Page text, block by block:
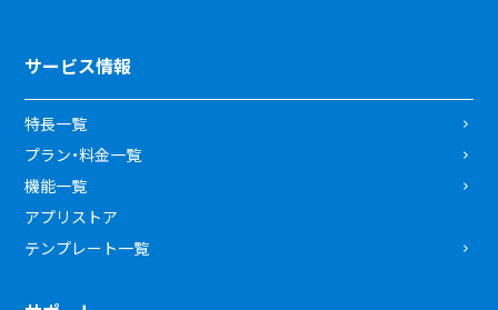
サービス情報
特長一覧
プラン・料金一覧
機能一覧
アプリストア
テンプレート一覧